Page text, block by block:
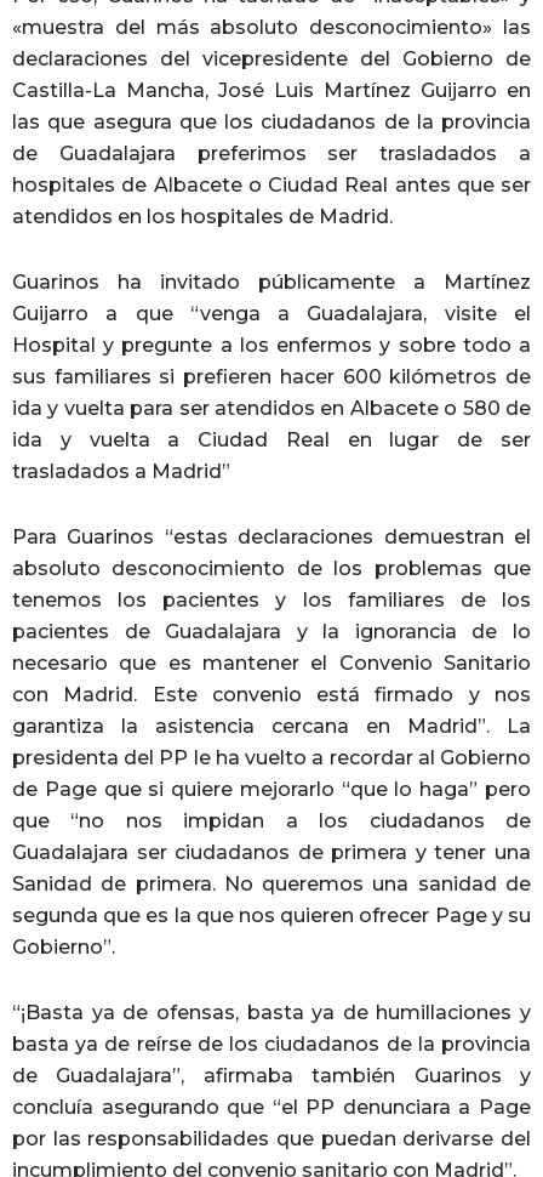
«muestra del más absoluto desconocimiento» las
declaraciones del vicepresidente del Gobierno de
Castilla-La Mancha, José Luis Martínez Guijarro en
las que asegura que los ciudadanos de la provincia
de Guadalajara preferimos ser trasladados a
hospitales de Albacete o Ciudad Real antes que ser
atendidos en los hospitales de Madrid.
Guarinos ha invitado públicamente a Martínez
Guijarro a que “venga a Guadalajara, visite el
Hospital y pregunte a los enfermos y sobre todo a
sus familiares si prefieren hacer 600 kilómetros de
ida y vuelta para ser atendidos en Albacete o 580 de
ida y vuelta a Ciudad Real en lugar de ser
trasladados a Madrid”
Para Guarinos “estas declaraciones demuestran el
absoluto desconocimiento de los problemas que
tenemos los pacientes y los familiares de los
pacientes de Guadalajara y la ignorancia de lo
necesario que es mantener el Convenio Sanitario
con Madrid. Este convenio está firmado y nos
garantiza la asistencia cercana en Madrid”. La
presidenta del PP le ha vuelto a recordar al Gobierno
de Page que si quiere mejorarlo “que lo haga” pero
que “no nos impidan a los ciudadanos de
Guadalajara ser ciudadanos de primera y tener una
Sanidad de primera. No queremos una sanidad de
segunda que es la que nos quieren ofrecer Page y su
Gobierno”.
“¡Basta ya de ofensas, basta ya de humillaciones y
basta ya de reírse de los ciudadanos de la provincia
de Guadalajara”, afirmaba también Guarinos y
concluía asegurando que “el PP denunciara a Page
por las responsabilidades que puedan derivarse del
incumplimiento del convenio sanitario con Madrid”.